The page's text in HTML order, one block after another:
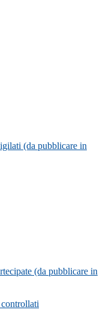
(da pubblicare in
(da pubblicare in